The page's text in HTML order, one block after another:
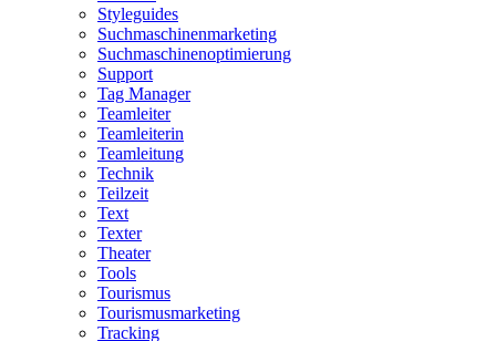
Styleguides
Suchmaschinenmarketing
Suchmaschinenoptimierung
Support
Tag Manager
Teamleiter
Teamleiterin
Teamleitung
Technik
Teilzeit
Text
Texter
Theater
Tools
Tourismus
Tourismusmarketing
Tracking